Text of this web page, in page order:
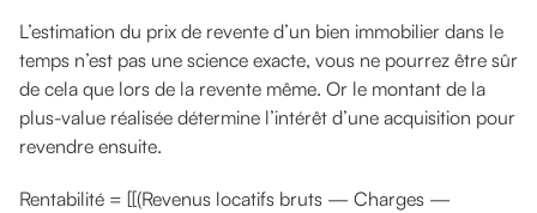
L’estimation du prix de revente d’un bien immobilier dans le
temps n’est pas une science exacte, vous ne pourrez être sûr
de cela que lors de la revente même. Or le montant de la
plus-value réalisée détermine l’intérêt d’une acquisition pour
revendre ensuite.
Rentabilité = [[(Revenus locatifs bruts — Charges —